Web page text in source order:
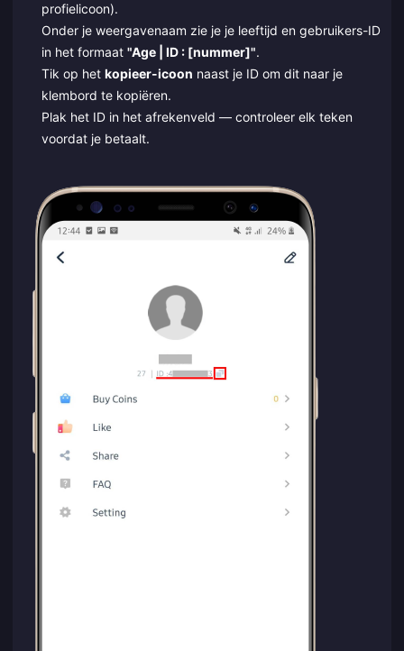
profielicoon).
Onder je weergavenaam zie je je leeftijd en gebruikers-ID
in het formaat "Age | ID : [nummer]".
Tik op het kopieer-icoon naast je ID om dit naar je
klembord te kopiëren.
Plak het ID in het afrekenveld — controleer elk teken
voordat je betaalt.